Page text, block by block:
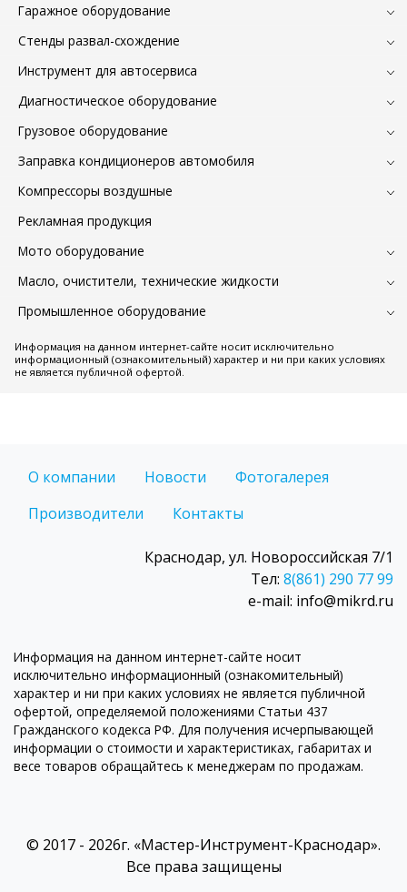
Гаражное оборудование
Стенды развал-схождение
Инструмент для автосервиса
Диагностическое оборудование
Грузовое оборудование
Заправка кондиционеров автомобиля
Компрессоры воздушные
Рекламная продукция
Мото оборудование
Масло, очистители, технические жидкости
Промышленное оборудование
Информация на данном интернет-сайте носит исключительно
информационный (ознакомительный) характер и ни при каких условиях
не является публичной офертой.
О компании Новости
Фотогалерея
Производители
Контакты
Краснодар, ул. Новороссийская 7/1
Тел: 8(861) 290 77 99
e-mail: info@mikrd.ru
Информация на данном интернет-сайте носит
исключительно информационный (ознакомительный)
характер и ни при каких условиях не является публичной
офертой, определяемой положениями Статьи 437
Гражданского кодекса РФ. Для получения исчерпывающей
информации о стоимости и характеристиках, габаритах и
весе товаров обращайтесь к менеджерам по продажам.
© 2017 - 2026г. «Мастер-Инструмент-Краснодар».
Все права защищены